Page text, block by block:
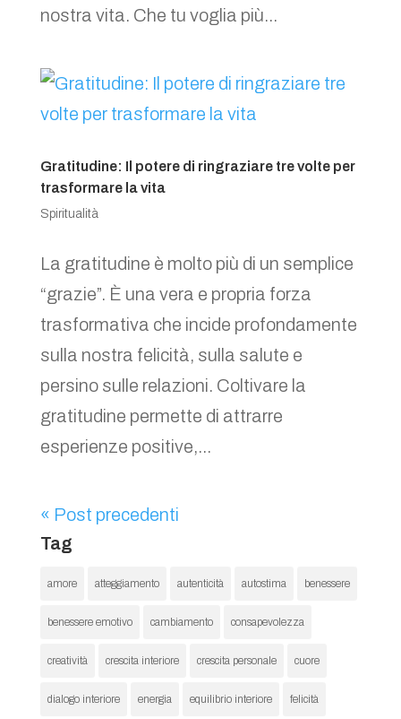
nostra vita. Che tu voglia più...
Gratitudine: Il potere di ringraziare tre volte per
trasformare la vita
Spiritualità
La gratitudine è molto più di un semplice
“grazie”. È una vera e propria forza
trasformativa che incide profondamente
sulla nostra felicità, sulla salute e
persino sulle relazioni. Coltivare la
gratitudine permette di attrarre
esperienze positive,...
« Post precedenti
Tag
amore atteggiamento autenticità autostima benessere
benessere emotivo cambiamento consapevolezza
creatività crescita interiore crescita personale cuore
dialogo interiore energia equilibrio interiore felicità